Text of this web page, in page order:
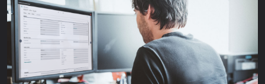
GESTIONE MAGAZZINO E LOGISTICA
Power Logistics
Power WMS